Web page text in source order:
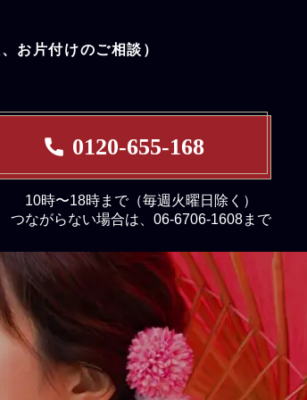
お片付けのご相談）
0120-655-168
10時〜18時まで（毎週火曜日除く）
つながらない場合は、06-6706-1608まで